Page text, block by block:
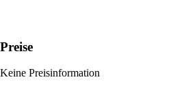
Preise
Keine Preisinformation